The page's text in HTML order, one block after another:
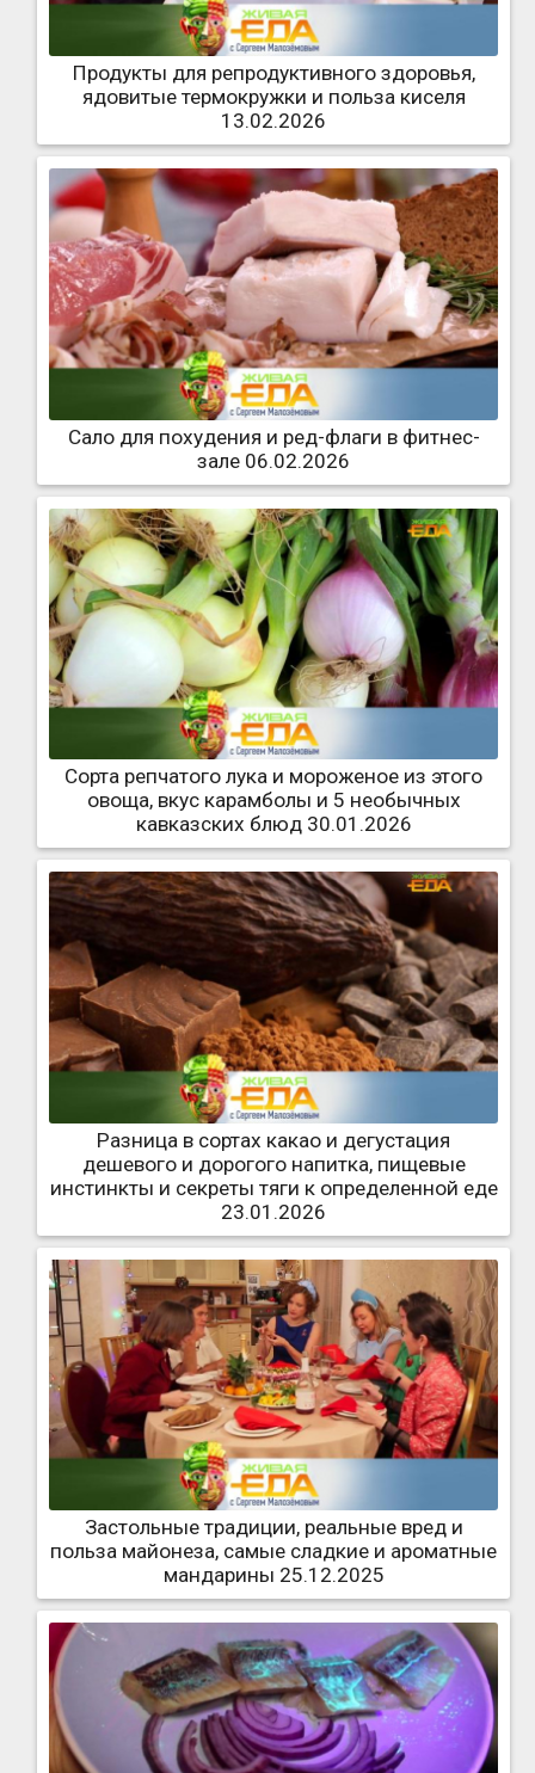
Продукты для репродуктивного здоровья,
ядовитые термокружки и польза киселя
13.02.2026
Сало для похудения и ред-флаги в фитнес-
зале 06.02.2026
Сорта репчатого лука и мороженое из этого
овоща, вкус карамболы и 5 необычных
кавказских блюд 30.01.2026
Разница в сортах какао и дегустация
дешевого и дорогого напитка, пищевые
инстинкты и секреты тяги к определенной еде
23.01.2026
Застольные традиции, реальные вред и
польза майонеза, самые сладкие и ароматные
мандарины 25.12.2025